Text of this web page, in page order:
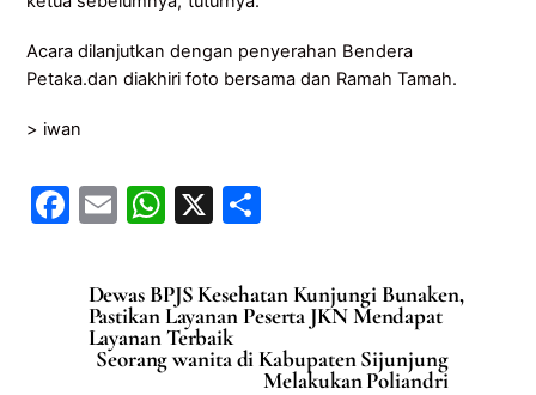
Acara dilanjutkan dengan penyerahan Bendera
Petaka.dan diakhiri foto bersama dan Ramah Tamah.
> iwan
F
c
e
b
E
ai
l
W
at
s
A
X
ar
e
Dewas BPJS Kesehatan Kunjungi Bunaken,
Pastikan Layanan Peserta JKN Mendapat
Layanan Terbaik
Seorang wanita di Kabupaten Sijunjung
Melakukan Poliandri